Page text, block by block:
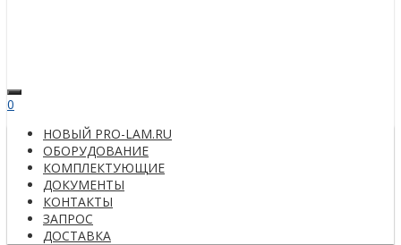
0
НОВЫЙ PRO-LAM.RU
ОБОРУДОВАНИЕ
КОМПЛЕКТУЮЩИЕ
ДОКУМЕНТЫ
КОНТАКТЫ
ЗАПРОС
ДОСТАВКА